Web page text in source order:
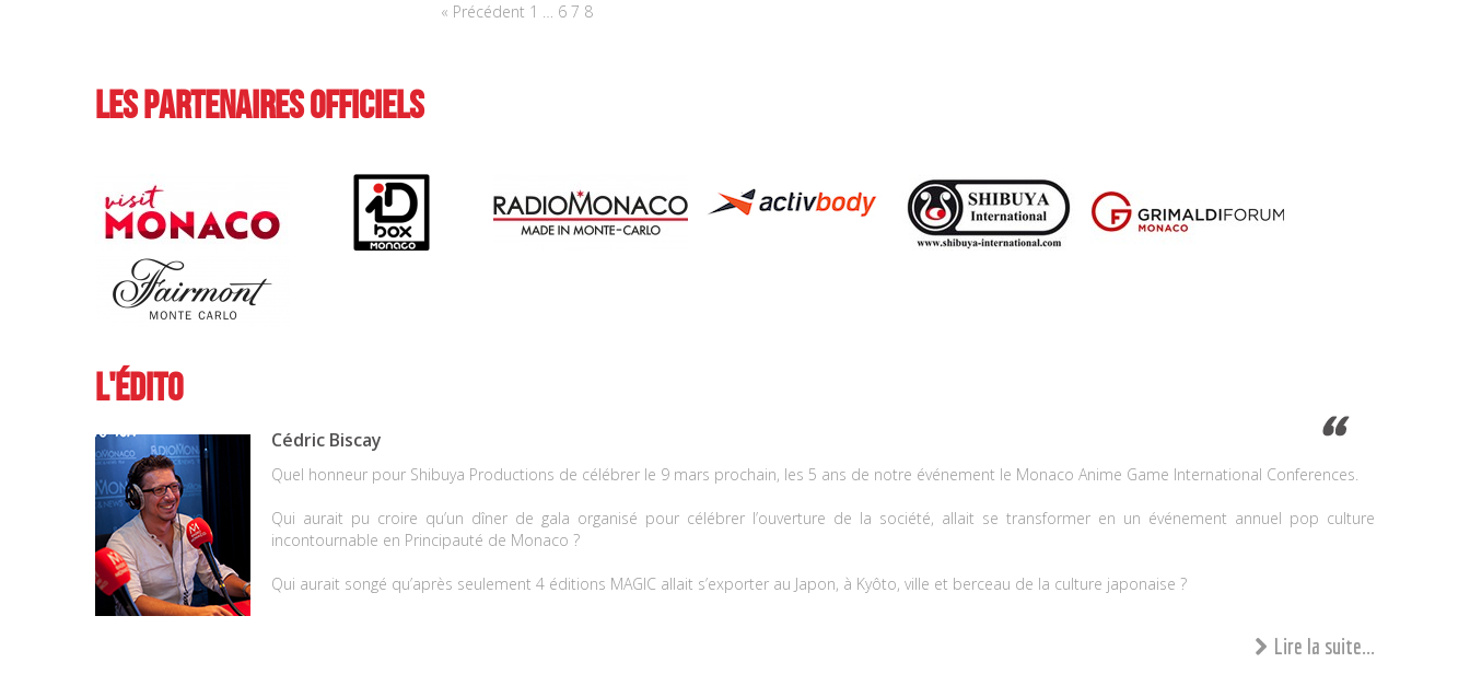
« Précédent 1 … 6 7 8
Les partenaires officiels
L'Édito
Cédric Biscay
Quel honneur pour Shibuya Productions de célébrer le 9 mars prochain, les 5 ans de notre événement le Monaco Anime Game International Conferences.
Qui aurait pu croire qu’un dîner de gala organisé pour célébrer l’ouverture de la société, allait se transformer en un événement annuel pop culture
incontournable en Principauté de Monaco ?
Qui aurait songé qu’après seulement 4 éditions MAGIC allait s’exporter au Japon, à Kyôto, ville et berceau de la culture japonaise ?
Lire la suite...